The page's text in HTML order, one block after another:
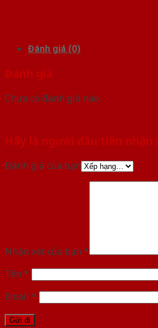
Đánh giá (0)
Đánh giá
Chưa có đánh giá nào.
Hãy là người đầu tiên nhận
Đánh giá của bạn
Nhận xét của bạn *
Tên *
Email *